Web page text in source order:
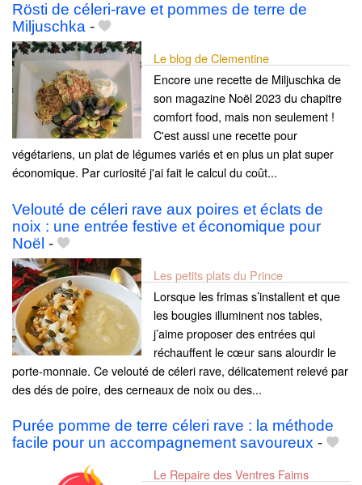
Rösti de céleri-rave et pommes de terre de
Miljuschka -
Le blog de Clementine
Encore une recette de Miljuschka de
son magazine Noël 2023 du chapitre
comfort food, mais non seulement !
C'est aussi une recette pour
végétariens, un plat de légumes variés et en plus un plat super
économique. Par curiosité j'ai fait le calcul du coût...
Velouté de céleri rave aux poires et éclats de
noix : une entrée festive et économique pour
Noël -
Les petits plats du Prince
Lorsque les frimas s’installent et que
les bougies illuminent nos tables,
j’aime proposer des entrées qui
réchauffent le cœur sans alourdir le
porte-monnaie. Ce velouté de céleri rave, délicatement relevé par
des dés de poire, des cerneaux de noix ou des...
Purée pomme de terre céleri rave : la méthode
facile pour un accompagnement savoureux -
Le Repaire des Ventres Faims